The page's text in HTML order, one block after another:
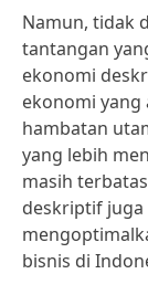
Namun, tidak
tantangan
ekonomi
ekonomi
hambatan
yang lebih
masih
deskriptif juga
bisnis di